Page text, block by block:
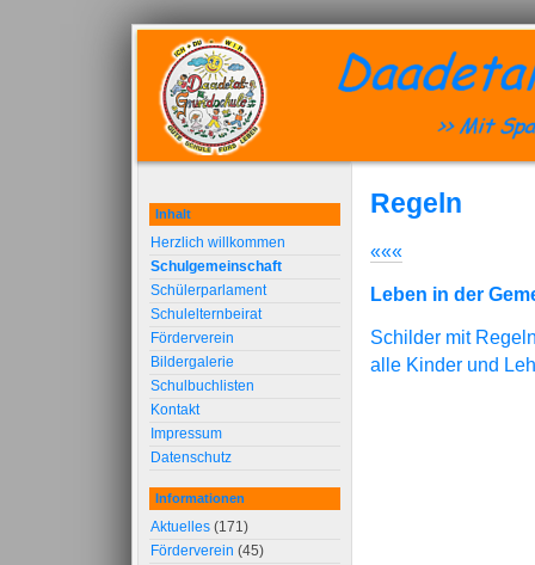
Regeln
«««
Leben in der
Schilder mit
alle Kinder und
Inhalt
Herzlich willkommen
Schulgemeinschaft
Schülerparlament
Schulelternbeirat
Förderverein
Bildergalerie
Schulbuchlisten
Kontakt
Impressum
Datenschutz
Informationen
Aktuelles (171)
Förderverein (45)